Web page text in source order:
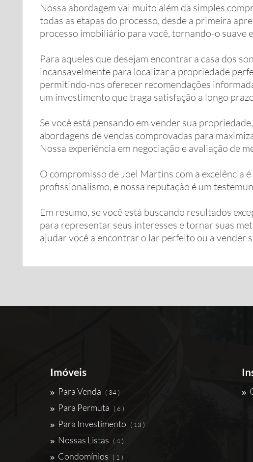
Nossa abordagem vai muito além da simples
todas as etapas do processo, desde a primeira
processo imobiliário para você, tornando-o suave
Para aqueles que desejam encontrar a casa dos
incansavelmente para localizar a propriedade
permitindo-nos oferecer recomendações
um investimento que traga satisfação a longo
Se você está pensando em vender sua
abordagens de vendas comprovadas para
Nossa experiência em negociação e avaliação de
O compromisso de Joel Martins com a excelência
profissionalismo, e nossa reputação é um
Em resumo, se você está buscando resultados
para representar seus interesses e tornar suas
ajudar você a encontrar o lar perfeito ou a vender
Imóveis
Para Venda ( 34 )
Para Permuta ( 6 )
Para Investimento ( 13 )
Nossas Listas ( 4 )
Condomínios ( 1 )